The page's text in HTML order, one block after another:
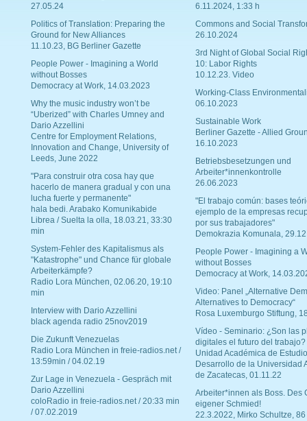
27.05.24
Politics of Translation: Preparing the
Ground for New Alliances
11.10.23, BG Berliner Gazette
People Power - Imagining a World
without Bosses
Democracy at Work, 14.03.2023
Why the music industry won’t be
“Uberized” with Charles Umney and
Dario Azzellini
Centre for Employment Relations,
Innovation and Change, University of
Leeds, June 2022
"Para construir otra cosa hay que
hacerlo de manera gradual y con una
lucha fuerte y permanente"
hala bedi. Arabako Komunikabide
Librea / Suelta la olla, 18.03.21, 33:30
min
System-Fehler des Kapitalismus als
"Katastrophe" und Chance für globale
Arbeiterkämpfe?
Radio Lora München, 02.06.20, 19:10
min
Interview with Dario Azzellini
black agenda radio 25nov2019
Die Zukunft Venezuelas
Radio Lora München in freie-radios.net /
13:59min / 04.02.19
Zur Lage in Venezuela - Gespräch mit
Dario Azzellini
coloRadio in freie-radios.net / 20:33 min
/ 07.02.2019
6.11.2024, 1:33 h
Commons and Social
26.10.2024
3rd Night of Global Social
10: Labor Rights
10.12.23. Video
Working-Class
06.10.2023
Sustainable Work
Berliner Gazette - Allied
16.10.2023
Betriebsbesetzungen und
Arbeiter*innenkontrolle
26.06.2023
"El trabajo común: bases
ejemplo de la empresas
por sus trabajadores"
Demokrazia Komunala,
People Power - Imagining a
without Bosses
Democracy at Work,
Video: Panel „Alternative
Alternatives to Democracy“
Rosa Luxemburgo Stiftung,
Vídeo - Seminario: ¿Son las
digitales el futuro del trabajo?
Unidad Académica de
Desarrollo de la Universidad
de Zacatecas, 01.11.22
Arbeiter*innen als Boss. Des
eigener Schmied!
22.3.2022, Mirko Schultze, 86